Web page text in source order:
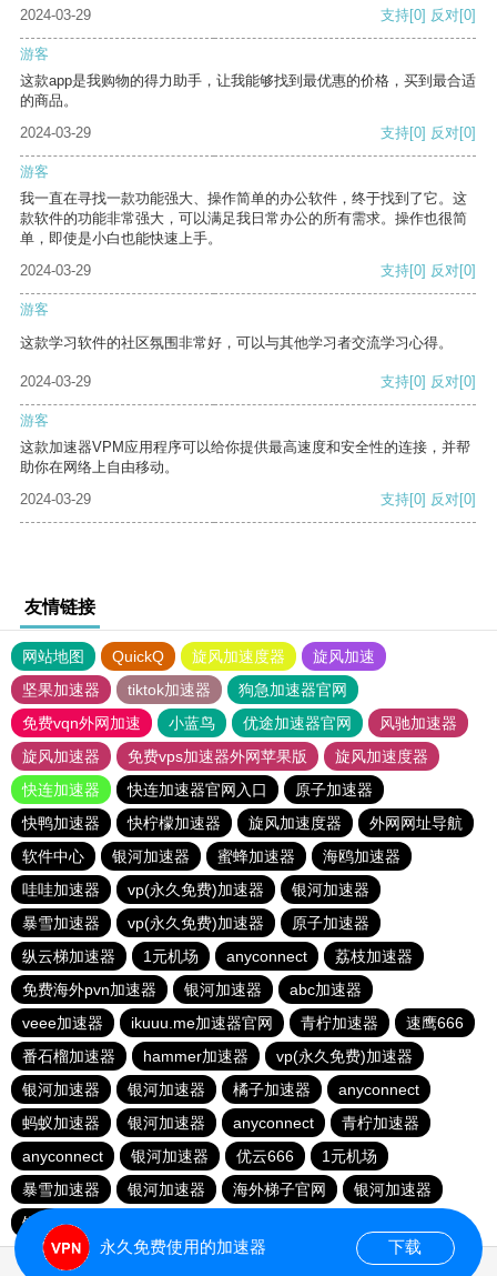
2024-03-29 支持[0] 反对[0]
游客
这款app是我购物的得力助手，让我能够找到最优惠的价格，买到最合适
的商品。
2024-03-29
支持[0] 反对[0]
游客
我一直在寻找一款功能强大、操作简单的办公软件，终于找到了它。这
款软件的功能非常强大，可以满足我日常办公的所有需求。操作也很简
单，即使是小白也能快速上手。
2024-03-29
支持[0] 反对[0]
游客
这款学习软件的社区氛围非常好，可以与其他学习者交流学习心得。
2024-03-29 支持[0] 反对[0]
游客
这款加速器VPM应用程序可以给你提供最高速度和安全性的连接，并帮
助你在网络上自由移动。
2024-03-29
支持[0] 反对[0]
友情链接
网站地图 QuickQ 旋风加速度器
旋风加速
坚果加速器
tiktok加速器
狗急加速器官网
免费vqn外网加速
小蓝鸟 优途加速器官网
风驰加速器
旋风加速器
免费vps加速器外网苹果版
旋风加速度器
快连加速器
快连加速器官网入口
原子加速器
快鸭加速器
快柠檬加速器 旋风加速度器
外网网址导航
软件中心
银河加速器 蜜蜂加速器
海鸥加速器
哇哇加速器
vp(永久免费)加速器
银河加速器
暴雪加速器
vp(永久免费)加速器
原子加速器
纵云梯加速器
1元机场 anyconnect
荔枝加速器
免费海外pvn加速器
银河加速器
abc加速器
veee加速器
ikuuu.me加速器官网 青柠加速器
速鹰666
番石榴加速器
hammer加速器
vp(永久免费)加速器
银河加速器
银河加速器 橘子加速器
anyconnect
蚂蚁加速器
银河加速器 anyconnect
青柠加速器
anyconnect
银河加速器 优云666
1元机场
暴雪加速器
银河加速器 海外梯子官网
银河加速器
银河加速器
永久免费使用的加速器 下载